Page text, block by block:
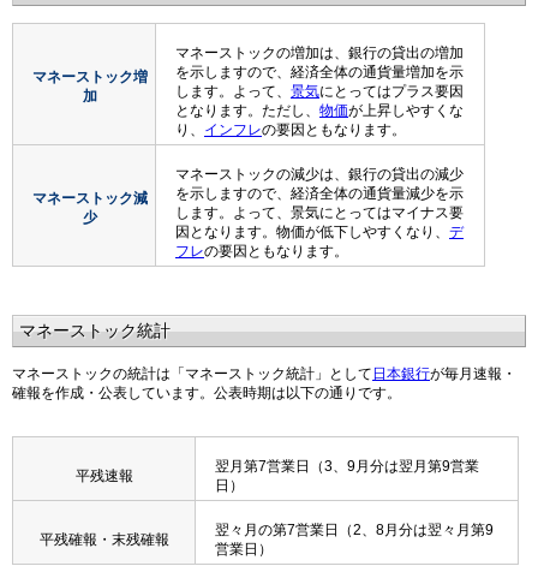
マネーストック増
加
マネーストックの増加は、銀行の貸出の増加
を示しますので、経済全体の通貨量増加を示
します。よって、 景気にとってはプラス要因
となります。ただし、 物価が上昇しやすくな
り、 インフレの要因ともなります。
マネーストック減
少
マネーストックの減少は、銀行の貸出の減少
を示しますので、経済全体の通貨量減少を示
します。よって、景気にとってはマイナス要
因となります。物価が低下しやすくなり、 デ
フレの要因ともなります。
マネーストック統計
マネーストックの統計は「マネーストック統計」として 日本銀行が毎月速報・
確報を作成・公表しています。公表時期は以下の通りです。
平残速報
翌月第7営業日（3、9月分は翌月第9営業
日）
平残確報・末残確報
翌々月の第7営業日（2、8月分は翌々月第9
営業日）